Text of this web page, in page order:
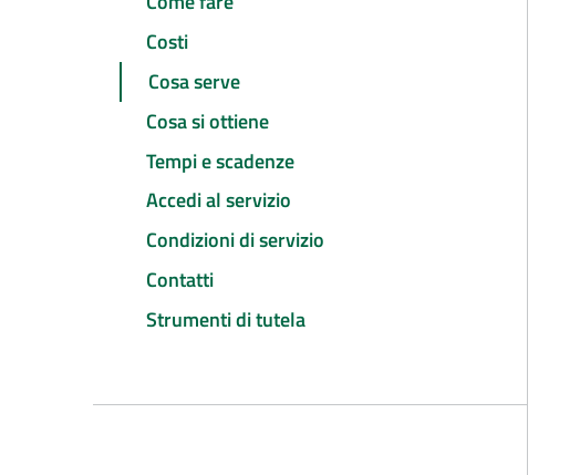
Costi
Cosa serve
Cosa si ottiene
Tempi e scadenze
Accedi al servizio
Condizioni di servizio
Contatti
Strumenti di tutela